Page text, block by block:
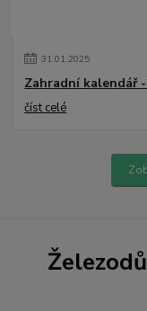
31.01.2025
Zahradní kalendář
číst celé